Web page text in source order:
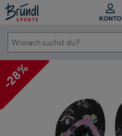
KONTO
Wonach
suchst
du?
-28%